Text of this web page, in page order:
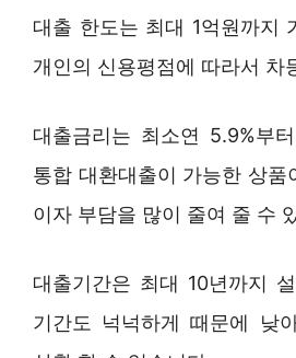
대출 한도는 최대 1억원까지
개인의 신용평점에 따라서 차
대출금리는 최소연 5.9%부
통합 대환대출이 가능한 상품
이자 부담을 많이 줄여 줄 수
대출기간은 최대 10년까지
기간도 넉넉하게 때문에 낮